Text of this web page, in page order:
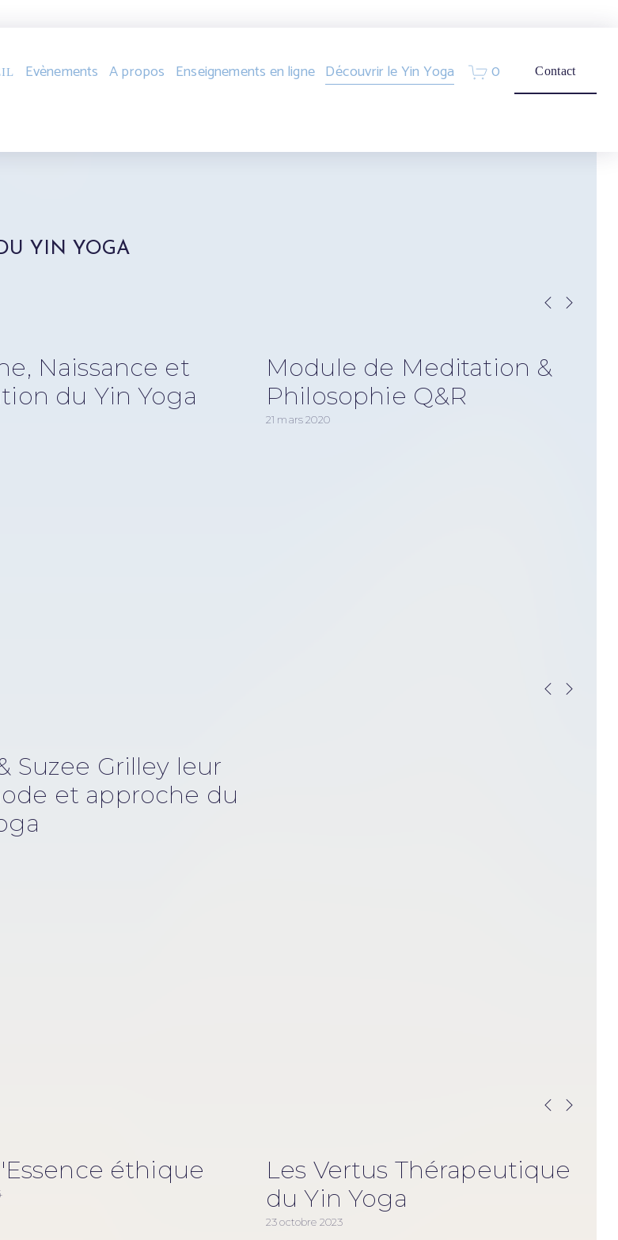
Evènements A propos Enseignements en ligne Découvrir le Yin Yoga 0 Contact
YIN YOGA
Suzee Grilley leur
et approche du
Naissance et
du Yin Yoga
Module de Meditation &
Philosophie Q&R
21 mars 2020
éthique
Les Vertus Thérapeutique
du Yin Yoga
23 octobre 2023